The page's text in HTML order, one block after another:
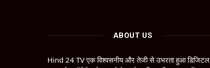
ABOUT US
Hind 24 TV एक विश्वसनीय और तेजी से उभरता हुआ डिजिटल